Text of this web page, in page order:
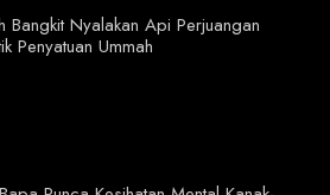
Bangkit Nyalakan Api Perjuangan
Penyatuan Ummah